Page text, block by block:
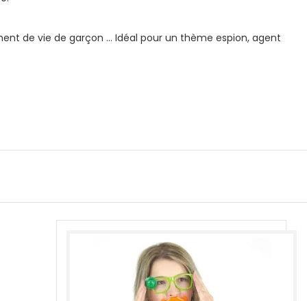
de vie de garçon … Idéal pour un thème espion, agent